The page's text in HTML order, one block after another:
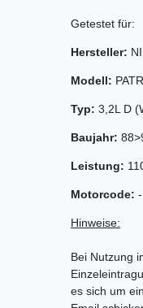
Getestet für:
Hersteller:
Modell:
Typ: 3,2L D
Baujahr:
Leistung:
Motorcode: -
Hinweise:
Bei Nutzung
es sich um